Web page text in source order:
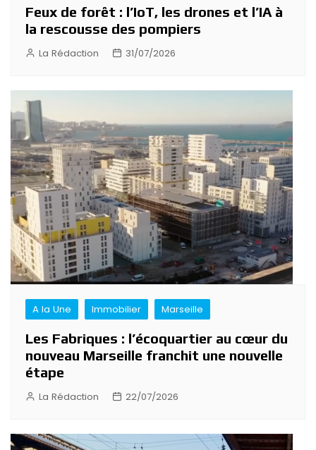
Feux de forêt : l’IoT, les drones et l’IA à
la rescousse des pompiers
La Rédaction 31/07/2026
A la Une Immobilier Marseille
Les Fabriques : l’écoquartier au cœur du
nouveau Marseille franchit une nouvelle
étape
La Rédaction 22/07/2026